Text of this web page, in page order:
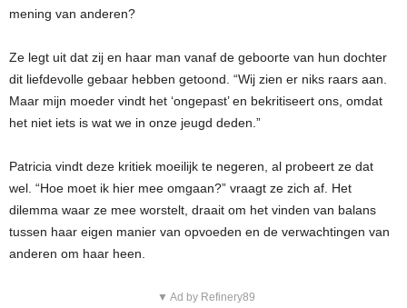
mening van anderen?
Ze legt uit dat zij en haar man vanaf de geboorte van hun dochter
dit liefdevolle gebaar hebben getoond. “Wij zien er niks raars aan.
Maar mijn moeder vindt het ‘ongepast’ en bekritiseert ons, omdat
het niet iets is wat we in onze jeugd deden.”
Patricia vindt deze kritiek moeilijk te negeren, al probeert ze dat
wel. “Hoe moet ik hier mee omgaan?” vraagt ze zich af. Het
dilemma waar ze mee worstelt, draait om het vinden van balans
tussen haar eigen manier van opvoeden en de verwachtingen van
anderen om haar heen.
▼ Ad by Refinery89